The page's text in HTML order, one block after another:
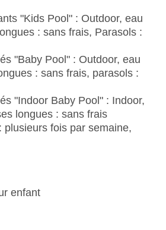
réservation & demande
tenue appropriée souhaitée
"Trattoria" : cuisine :
plats végétariens, plats
demande & réservation
appropriés souhaités
"Fish" : cuisine :
mer, demande & réservation
"Jacaranda Lounge" : à
contre paiement, tenue
"Steak House" : cuisine
la saison, 24 heures,
"Kids Pool" : Outdoor, eau
: sans frais, Parasols :
"Baby Pool" : Outdoor, eau
: sans frais, parasols :
"Indoor Baby Pool" : Indoor,
longues : sans frais
plusieurs fois par semaine,
enfant